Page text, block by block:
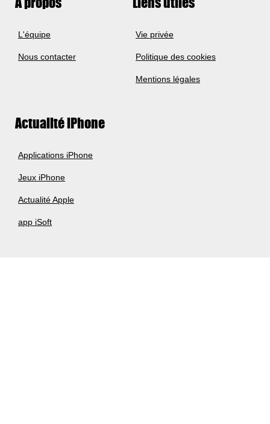
L'équipe
Nous contacter
Vie privée
Politique des cookies
Mentions légales
Actualité iPhone
Applications iPhone
Jeux iPhone
Actualité Apple
app iSoft